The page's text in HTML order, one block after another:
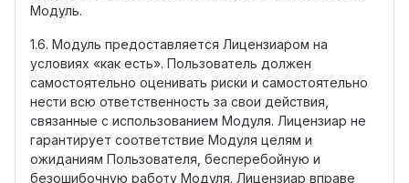
Модуль.
1.6. Модуль предоставляется Лицензиаром на
условиях «как есть». Пользователь должен
самостоятельно оценивать риски и самостоятельно
нести всю ответственность за свои действия,
связанные с использованием Модуля. Лицензиар не
гарантирует соответствие Модуля целям и
ожиданиям Пользователя, бесперебойную и
безошибочную работу Модуля. Лицензиар вправе